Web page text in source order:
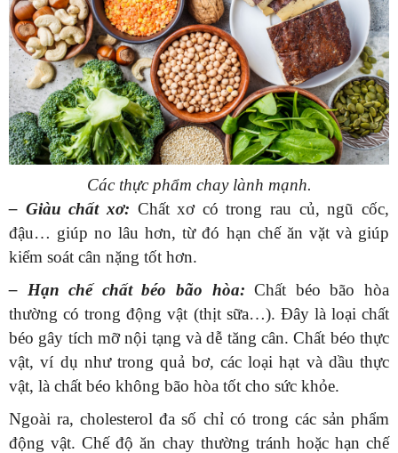
Các thực phẩm chay lành mạnh.
– Giàu chất xơ: Chất xơ có trong rau củ, ngũ cốc,
đậu… giúp no lâu hơn, từ đó hạn chế ăn vặt và giúp
kiểm soát cân nặng tốt hơn.
– Hạn chế chất béo bão hòa:Chất béo bão hòa
thường có trong động vật (thịt sữa…). Đây là loại chất
béo gây tích mỡ nội tạng và dễ tăng cân. Chất béo thực
vật, ví dụ như trong quả bơ, các loại hạt và dầu thực
vật, là chất béo không bão hòa tốt cho sức khỏe.
Ngoài ra, cholesterol đa số chỉ có trong các sản phẩm
động vật. Chế độ ăn chay thường tránh hoặc hạn chế